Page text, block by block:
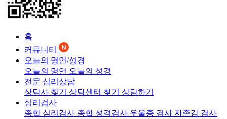
홈
커뮤니티
오늘의 명언/성경
오늘의 명언 오늘의 성경
전문 심리상담
상담사 찾기 상담센터 찾기 상담하기
심리검사
종합 심리검사 종합 성격검사 우울증 검사 자존감 검사